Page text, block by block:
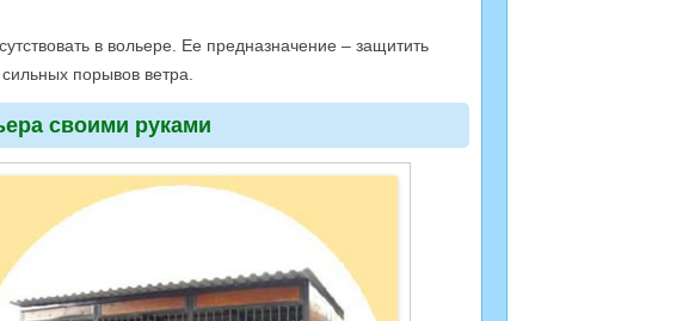
в вольере. Ее предназначение – защитить
порывов ветра.
своими руками